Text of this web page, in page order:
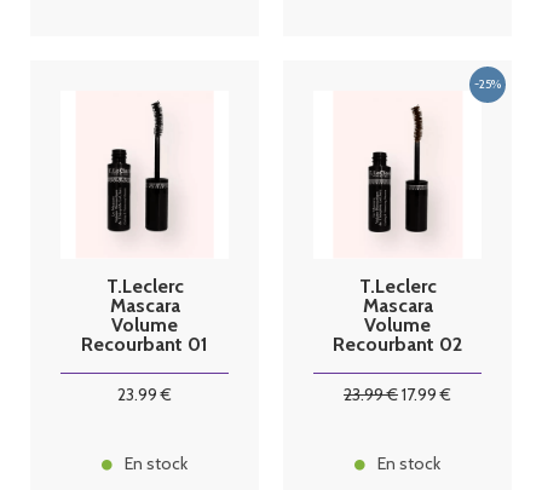
T.Leclerc
Mascara
Volume
Recourbant 01
23.99 €
En stock
T.Leclerc
Mascara
Volume
Recourbant 02
23.99€17.99 €
En stock